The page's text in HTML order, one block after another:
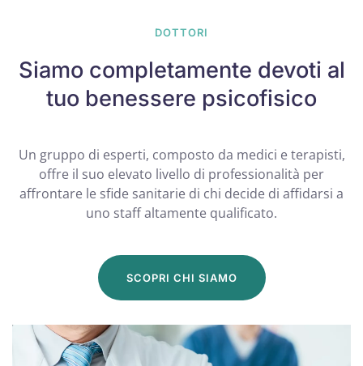
DOTTORI
Siamo completamente devoti al
tuo benessere psicofisico
Un gruppo di esperti, composto da medici e terapisti,
offre il suo elevato livello di professionalità per
affrontare le sfide sanitarie di chi decide di affidarsi a
uno staff altamente qualificato.
SCOPRI CHI SIAMO